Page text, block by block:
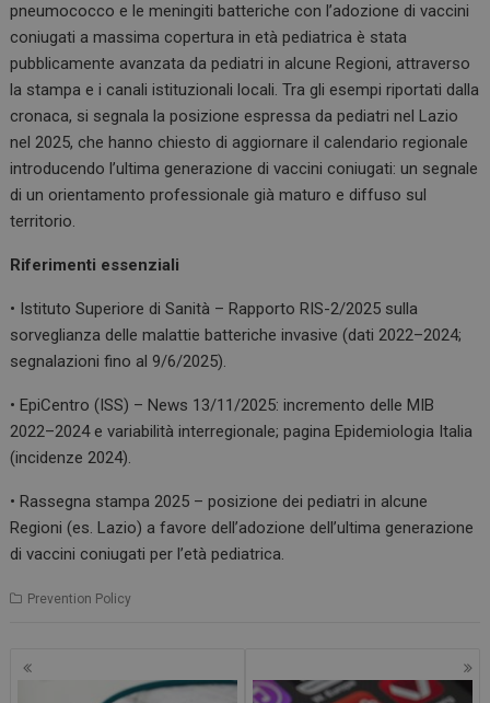
pneumococco e le meningiti batteriche con l’adozione di vaccini
coniugati a massima copertura in età pediatrica è stata
pubblicamente avanzata da pediatri in alcune Regioni, attraverso
la stampa e i canali istituzionali locali. Tra gli esempi riportati dalla
cronaca, si segnala la posizione espressa da pediatri nel Lazio
nel 2025, che hanno chiesto di aggiornare il calendario regionale
introducendo l’ultima generazione di vaccini coniugati: un segnale
di un orientamento professionale già maturo e diffuso sul
territorio.
Riferimenti essenziali
• Istituto Superiore di Sanità – Rapporto RIS-2/2025 sulla
sorveglianza delle malattie batteriche invasive (dati 2022–2024;
segnalazioni fino al 9/6/2025).
• EpiCentro (ISS) – News 13/11/2025: incremento delle MIB
2022–2024 e variabilità interregionale; pagina Epidemiologia Italia
(incidenze 2024).
• Rassegna stampa 2025 – posizione dei pediatri in alcune
Regioni (es. Lazio) a favore dell’adozione dell’ultima generazione
di vaccini coniugati per l’età pediatrica.
Prevention Policy